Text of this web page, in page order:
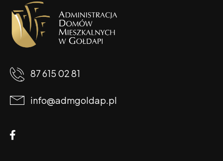
87 615 02 81
info@admgoldap.pl